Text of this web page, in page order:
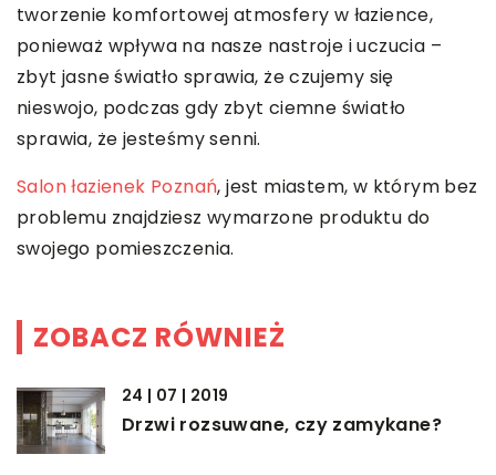
tworzenie komfortowej atmosfery w łazience,
ponieważ wpływa na nasze nastroje i uczucia –
zbyt jasne światło sprawia, że czujemy się
nieswojo, podczas gdy zbyt ciemne światło
sprawia, że jesteśmy senni.
Salon łazienek Poznań, jest miastem, w którym bez
problemu znajdziesz wymarzone produktu do
swojego pomieszczenia.
ZOBACZ RÓWNIEŻ
24 | 07 | 2019
Drzwi rozsuwane, czy zamykane?